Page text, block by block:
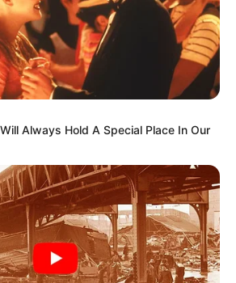
Always Hold A Special Place In Our